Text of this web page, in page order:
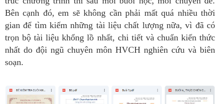
Bên cạnh đó, em sẽ không cần phải mất quá nhiều thời
gian để tìm kiếm những tài liệu chất lượng nữa, vì đã có
trọn bộ tài liệu khổng lồ nhất, chi tiết và chuẩn kiến thức
nhất do đội ngũ chuyên môn HVCH nghiên cứu và biên
soạn.